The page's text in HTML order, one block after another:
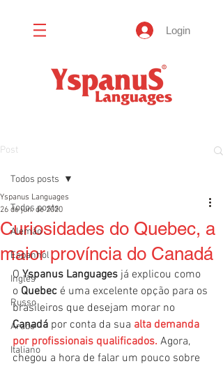
Login
Post
Todos posts
Alemão
Espanhol
Inglês
Russo
Árabe
Italiano
Todos posts
Curiosidades do Quebec, a
maior província do Canadá
Yspanus Languages
26 de jun. de 2020
O Yspanus Languages já explicou como
o Quebec é uma excelente opção para os
brasileiros que desejam morar no
Canadá por conta da sua alta demanda
por profissionais qualificados. Agora,
chegou a hora de falar um pouco sobre